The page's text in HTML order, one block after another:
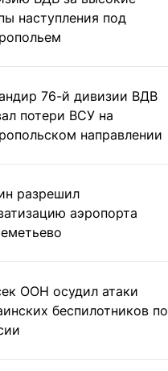
наступления под
76-й дивизии ВДВ
потери ВСУ на
направлении
разрешил
аэропорта
ООН осудил атаки
беспилотников по